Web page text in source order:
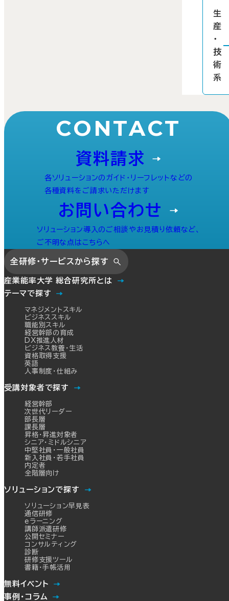
生
産
・
技
術
系
CONTACT
資料請求
各ソリューションのガイド・リーフレットなどの
各種資料をご請求いただけます
お問い合わせ
ソリューション導入のご相談やお見積り依頼など、
ご不明な点はこちらへ
全研修・サービスから探す
産業能率大学 総合研究所とは
テーマで探す
マネジメントスキル
ビジネススキル
職能別スキル
経営幹部の育成
DX推進人材
ビジネス教養・生活
資格取得支援
英語
人事制度・仕組み
受講対象者で探す
経営幹部
次世代リーダー
部長層
課長層
昇格・昇進対象者
シニア・ミドルシニア
中堅社員・一般社員
新入社員・若手社員
内定者
全階層向け
ソリューションで探す
ソリューション早見表
通信研修
eラーニング
講師派遣研修
公開セミナー
コンサルティング
診断
研修支援ツール
書籍・手帳活用
無料イベント
事例・コラム